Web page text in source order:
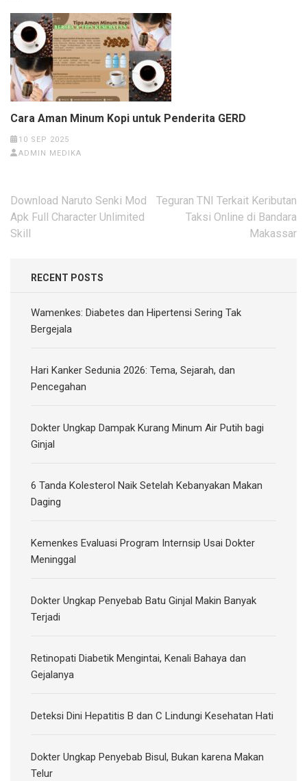
Cara Aman Minum Kopi untuk Penderita GERD
10 SEP 2025
ADMIN MEDIKA
Post
navigation
Download Naruto Senki Mod
Apk Full Character Unlimited
Skill
Teguran TNI Terkait Keributan
Taksi Online di Bandara
Makassar
RECENT POSTS
Wamenkes: Diabetes dan Hipertensi Sering Tak
Bergejala
Hari Kanker Sedunia 2026: Tema, Sejarah, dan
Pencegahan
Dokter Ungkap Dampak Kurang Minum Air Putih bagi
Ginjal
6 Tanda Kolesterol Naik Setelah Kebanyakan Makan
Daging
Kemenkes Evaluasi Program Internsip Usai Dokter
Meninggal
Dokter Ungkap Penyebab Batu Ginjal Makin Banyak
Terjadi
Retinopati Diabetik Mengintai, Kenali Bahaya dan
Gejalanya
Deteksi Dini Hepatitis B dan C Lindungi Kesehatan Hati
Dokter Ungkap Penyebab Bisul, Bukan karena Makan
Telur